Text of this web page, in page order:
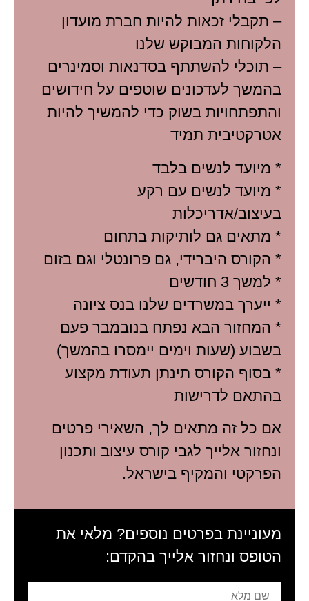
– תקבלי זכאות להיות חברת מועדון
הלקוחות המבוקש שלנו
– תוכלי להשתתף בסדנאות וסמינרים
בהמשך לעדכונים שוטפים על חידושים
והתפתחויות בשוק כדי להמשיך להיות
אטרקטיבית תמיד
* מיועד לנשים בלבד
* מיועד לנשים עם רקע
בעיצוב/אדריכלות
* מתאים גם לותיקות בתחום
* הקורס היברידי, גם פרונטלי וגם בזום
* למשך 3 חודשים
* ייערך במשרדים שלנו בנס ציונה
* המחזור הבא נפתח בנובמבר פעם
בשבוע (שעות וימים יימסרו בהמשך)
* בסוף הקורס תינתן תעודת מקצוע
בהתאם לדרישות
אם כל זה מתאים לך, השאירי פרטים
ונחזור אלייך לגבי קורס עיצוב ותכנון
הפרקטי והמקיף בישראל.
מעוניינת בפרטים נוספים? מלאי את
הטופס ונחזור אלייך בהקדם: